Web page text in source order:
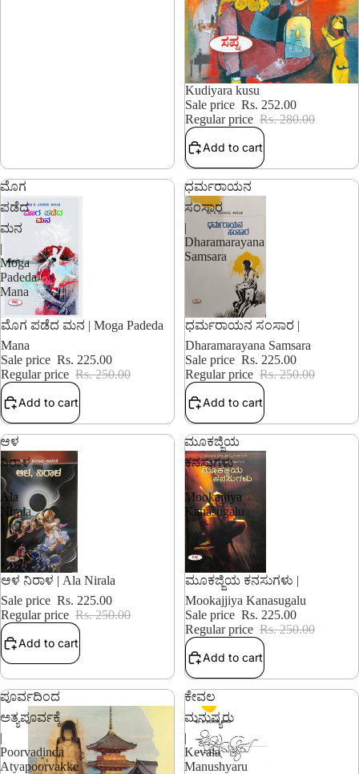
10% OFF
Kudiyara kusu
Sale price Rs. 252.00
Regular price Rs. 280.00
Add to cart
ಮೊಗ
ಪಡೆದ
ಮನ
|
Moga
Padeda
Mana
10% OFF
ಮೊಗ ಪಡೆದ ಮನ | Moga Padeda
Mana
Sale price Rs. 225.00
Regular price Rs. 250.00
Add to cart
ಧರ್ಮರಾಯನ
ಸಂಸಾರ
|
Dharamarayana
Samsara
10% OFF
ಧರ್ಮರಾಯನ ಸಂಸಾರ |
Dharamarayana Samsara
Sale price Rs. 225.00
Regular price Rs. 250.00
Add to cart
ಆಳ
ನಿರಾಳ
|
Ala
Nirala
10% OFF
ಆಳ ನಿರಾಳ | Ala Nirala
Sale price Rs. 225.00
Regular price Rs. 250.00
Add to cart
ಮೂಕಜ್ಜಿಯ
ಕನಸುಗಳು
|
Mookajjiya
Kanasugalu
10% OFF
ಮೂಕಜ್ಜಿಯ ಕನಸುಗಳು |
Mookajjiya Kanasugalu
Sale price Rs. 225.00
Regular price Rs. 250.00
Add to cart
ಪೂರ್ವದಿಂದ
ಅತ್ಯಪೂರ್ವಕ್ಕೆ
|
Poorvadinda
Atyapoorvakke
ಕೇವಲ
ಮನುಷ್ಯರು
|
Kevala
Manushyaru